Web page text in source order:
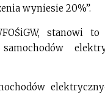
wyniesie 20%”.
stanowi